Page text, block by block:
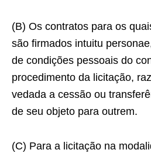
(B) Os contratos para os
são firmados intuitu
de condições pessoais do
procedimento da licitação,
vedada a cessão ou
de seu objeto para outrem.
(C) Para a licitação na